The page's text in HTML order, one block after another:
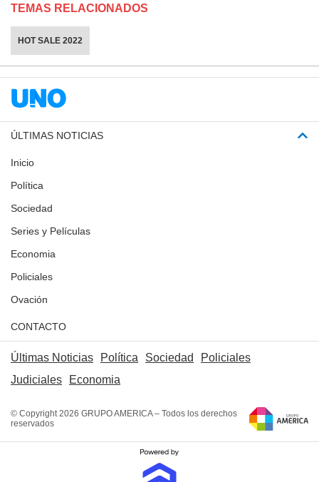
TEMAS RELACIONADOS
HOT SALE 2022
ÚLTIMAS NOTICIAS
Inicio
Política
Sociedad
Series y Películas
Economia
Policiales
Ovación
CONTACTO
Últimas Noticias Política Sociedad
Policiales
Judiciales
Economia
© Copyright 2026 GRUPO AMERICA – Todos los derechos
reservados